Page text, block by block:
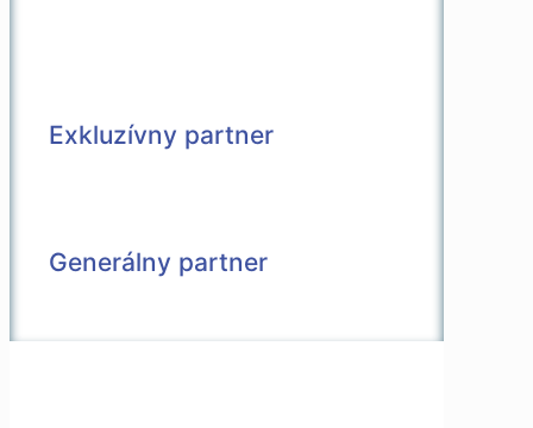
Exkluzívny partner
Generálny partner